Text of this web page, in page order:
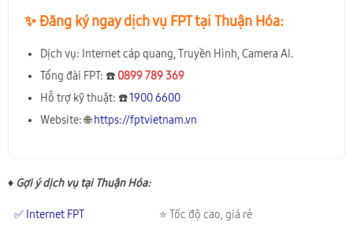
✨️ Đăng ký ngay dịch vụ FPT tại Thuận Hóa:
Dịch vụ: Internet cáp quang, Truyền Hình, Camera AI.
Tổng đài FPT: ☎️ 0899 789 369
Hỗ trợ kỹ thuật: ☎️1900 6600
Website: 🌐https://fptvietnam.vn
♦ Gợi ý dịch vụ tại Thuận Hóa:
✅ Internet FPT ⭐ Tốc độ cao, giá rẻ